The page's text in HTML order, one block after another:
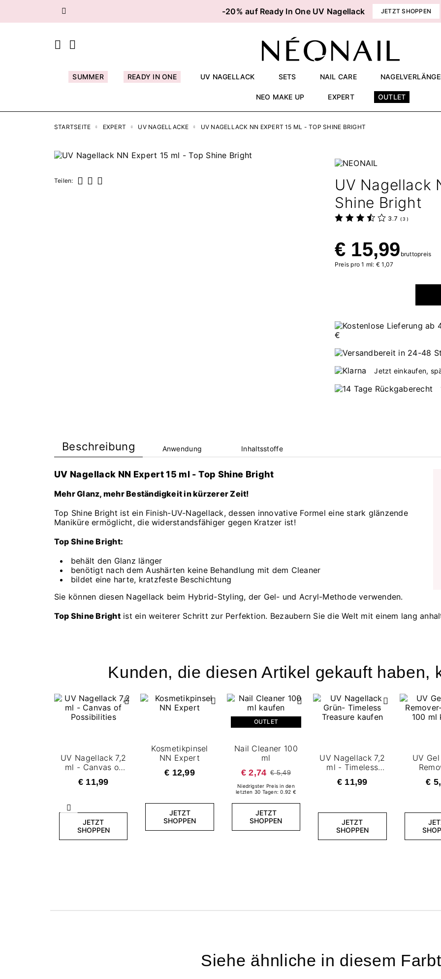
-20% auf Ready In One UV Nagellack JETZT SHOPPEN
Zurück
SUMMER READY IN ONE UV NAGELLACK SETS NAIL CARE
NEO MAKE UP EXPERT OUTLET
STARTSEITE EXPERT UV NAGELLACKE UV NAGELLACK NN EXPERT 15 ML - TOP SHINE BRIGHT
Teilen:
UV Nagellack
Shine Bright
3.7 ( 3 )
€ 15,99 bruttopreis
Preis pro 1 ml: € 1,07
Jetzt einkaufen,
Beschreibung Anwendung Inhaltsstoffe
UV Nagellack NN Expert 15 ml - Top Shine Bright
Mehr Glanz, mehr Beständigkeit in kürzerer Zeit!
Top Shine Bright ist ein Finish-UV-Nagellack, dessen innovative Formel eine stark glänzende
Maniküre ermöglicht, die widerstandsfähiger gegen Kratzer ist!
Top Shine Bright:
behält den Glanz länger
benötigt nach dem Aushärten keine Behandlung mit dem Cleaner
bildet eine harte, kratzfeste Beschichtung
Sie können diesen Nagellack beim Hybrid-Styling, der Gel- und Acryl-Methode verwenden.
Top Shine Brightist ein weiterer Schritt zur Perfektion. Bezaubern Sie die Welt mit einem lang
Kunden, die diesen Artikel gekauft haben,
Zurück
UV Nagellack 7,2
ml - Canvas of
€ 11,99
JETZT
SHOPPEN
Kosmetikpinsel
NN Expert
€ 12,99
JETZT
SHOPPEN
OUTLET
Nail Cleaner 100
ml
€ 2,74 € 5,49
Niedrigster Preis in den
letzten 30 Tagen: 0.92 €
JETZT
SHOPPEN
UV Nagellack 7,2
ml - Timeless
€ 11,99
JETZT
SHOPPEN
UV
€
Siehe ähnliche in diesem